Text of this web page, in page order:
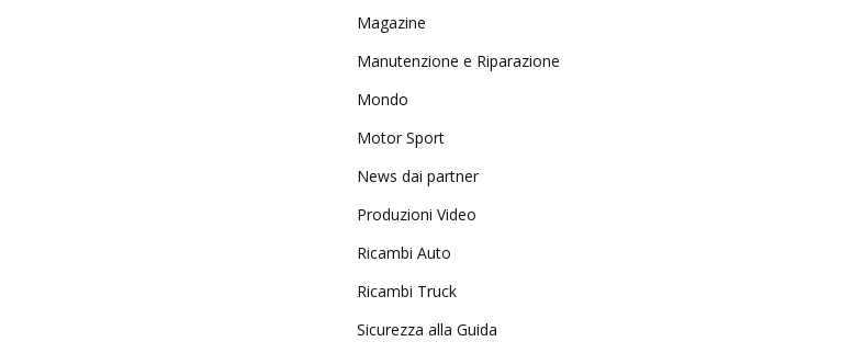
Magazine
Manutenzione e Riparazione
Mondo
Motor Sport
News dai partner
Produzioni Video
Ricambi Auto
Ricambi Truck
Sicurezza alla Guida